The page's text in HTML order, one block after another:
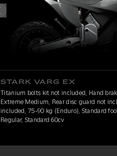
STARK VARG EX
Titanium bolts kit not included, Hand
Extreme Medium, Rear disc guard not
included, 75-90 kg (Enduro), Standard
Regular, Standard 60cv